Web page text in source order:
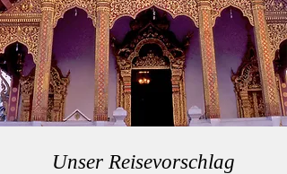
Unser Reisevorschlag